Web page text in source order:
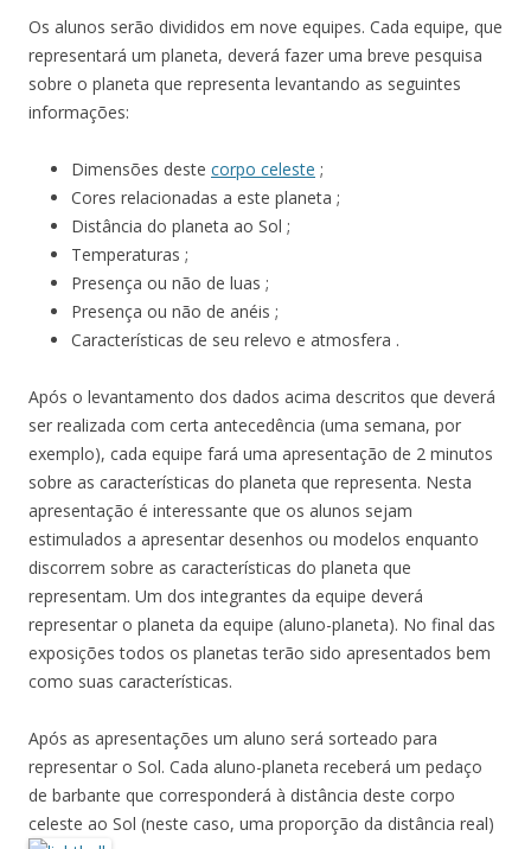
Os alunos serão divididos em nove equipes. Cada equipe, que
representará um planeta, deverá fazer uma breve pesquisa
sobre o planeta que representa levantando as seguintes
informações:
Dimensões deste corpo celeste ;
Cores relacionadas a este planeta ;
Distância do planeta ao Sol ;
Temperaturas ;
Presença ou não de luas ;
Presença ou não de anéis ;
Características de seu relevo e atmosfera .
Após o levantamento dos dados acima descritos que deverá
ser realizada com certa antecedência (uma semana, por
exemplo), cada equipe fará uma apresentação de 2 minutos
sobre as características do planeta que representa. Nesta
apresentação é interessante que os alunos sejam
estimulados a apresentar desenhos ou modelos enquanto
discorrem sobre as características do planeta que
representam. Um dos integrantes da equipe deverá
representar o planeta da equipe (aluno-planeta). No final das
exposições todos os planetas terão sido apresentados bem
como suas características.
Após as apresentações um aluno será sorteado para
representar o Sol. Cada aluno-planeta receberá um pedaço
de barbante que corresponderá à distância deste corpo
celeste ao Sol (neste caso, uma proporção da distância real)